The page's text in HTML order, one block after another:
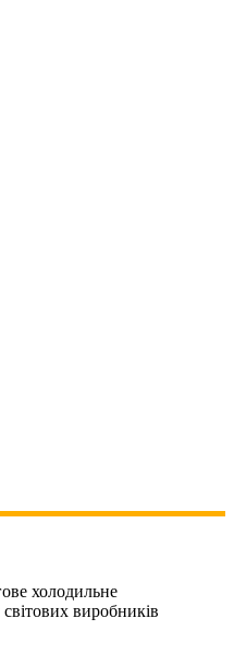
холодильне
виробників